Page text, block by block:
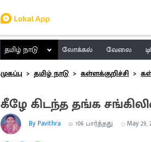
தமிழ் நாடு லோக்கல் வேலை
முகப்பு
தமிழ் நாடு கள்ளக்குறிச்சி
கீழே கிடந்த தங்க
By Pavithra 106 பார்த்தது May 29,